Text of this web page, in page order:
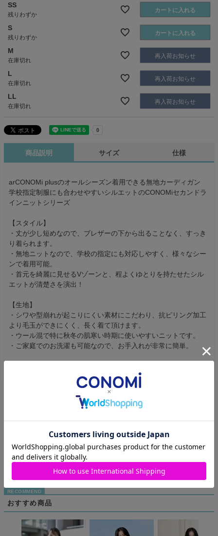
SS
残りわずか
カートに入れる
S
残りわずか
カートに入れる
M
在庫切れ
再入荷お知らせ
L
在庫切れ
再入荷お知らせ
LL
在庫切れ
再入荷お知らせ
商品説明 サイズ 仕様
arCONOMi plusのオールシーズン着用できる無地カーディガン
学校指定制服にも合わせやすいシルエットのCONOMiセカンドラ
インニットシリーズ
【スタイル】
・丈が少し短めなので、ブレザーの下から出ることなく、すっき
り着られます。
・無地ニットなので、学校の指定にも対応しやすく、様々なシー
ンで着用可能。
・首元を綺麗に見せるVゾーンと、程よくゆとりを持たせたシル
エットが清楚さを演出！
【生地】
・シワや型崩れが起こりにくい素材にこだわり、抗ピリング加工
より毛玉ができにくく、長く着て頂けます。
・ウール混で特に秋冬の肌寒い時期に使いやすいニットです。
・ご家庭でのお洗濯も可能なので、お手入れが非常に簡単。
レビューを書く
商品についてのお問い合わせ
おすすめ商品